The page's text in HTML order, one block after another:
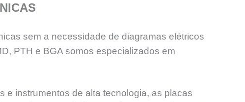
sem a necessidade de diagramas elétricos
PTH e BGA somos especializados em
e instrumentos de alta tecnologia, as placas